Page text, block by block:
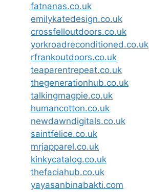
fatnanas.co.uk
emilykatedesign.co.uk
crossfelloutdoors.co.uk
yorkroadreconditioned.co.uk
rfrankoutdoors.co.uk
teaparentrepeat.co.uk
thegenerationhub.co.uk
talkingmagpie.co.uk
humancotton.co.uk
newdawndigitals.co.uk
saintfelice.co.uk
mrjapparel.co.uk
kinkycatalog.co.uk
thefaciahub.co.uk
yayasanbinabakti.com